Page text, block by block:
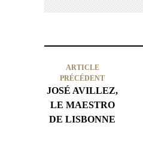
ARTICLE
PRÉCÉDENT
JOSÉ AVILLEZ,
LE MAESTRO
DE LISBONNE